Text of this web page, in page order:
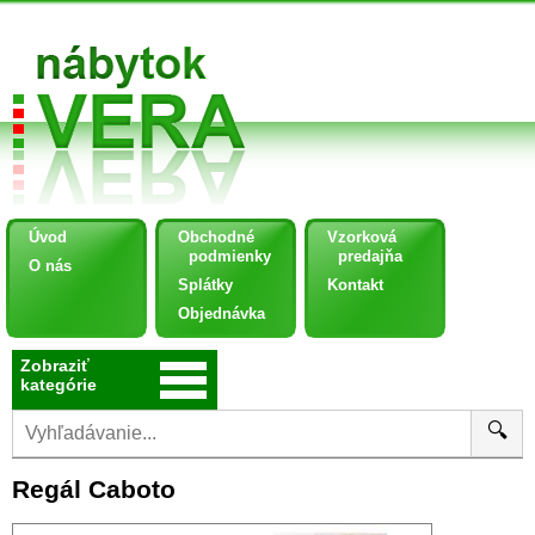
Úvod
O nás
Obchodné
podmienky
Splátky
Objednávka
Vzorková
predajňa
Kontakt
Zobraziť
kategórie
🔍
Regál Caboto